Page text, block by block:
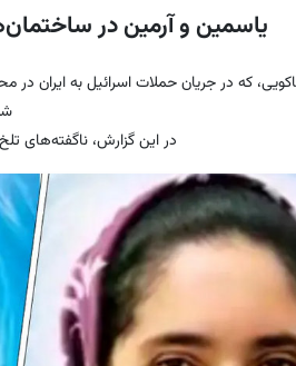
یاسمین و آرمین در
که در جریان حملات اسرائیل به ایران
در این گزارش، ناگفته‌های